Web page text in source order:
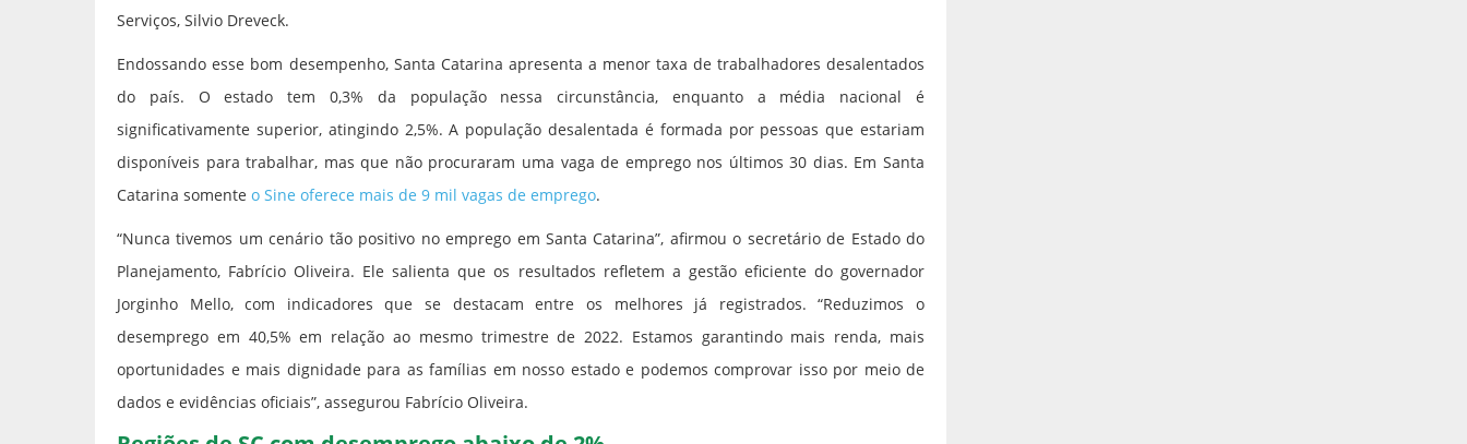
Serviços, Silvio Dreveck.
Endossando esse bom desempenho, Santa Catarina apresenta a menor taxa de trabalhadores desalentados
do país. O estado tem 0,3% da população nessa circunstância, enquanto a média nacional é
significativamente superior, atingindo 2,5%. A população desalentada é formada por pessoas que estariam
disponíveis para trabalhar, mas que não procuraram uma vaga de emprego nos últimos 30 dias. Em Santa
Catarina somente o Sine oferece mais de 9 mil vagas de emprego.
“Nunca tivemos um cenário tão positivo no emprego em Santa Catarina”, afirmou o secretário de Estado do
Planejamento, Fabrício Oliveira. Ele salienta que os resultados refletem a gestão eficiente do governador
Jorginho Mello, com indicadores que se destacam entre os melhores já registrados. “Reduzimos o
desemprego em 40,5% em relação ao mesmo trimestre de 2022. Estamos garantindo mais renda, mais
oportunidades e mais dignidade para as famílias em nosso estado e podemos comprovar isso por meio de
dados e evidências oficiais”, assegurou Fabrício Oliveira.